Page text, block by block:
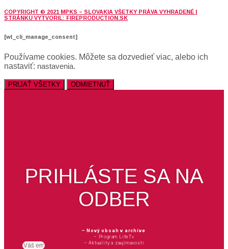
COPYRIGHT © 2021 MPKS – SLOVAKIA VŠETKY PRÁVA VYHRADENÉ |
STRÁNKU VYTVORIL: FIREPRODUCTION.SK
[wt_cli_manage_consent]
Používame cookies. Môžete sa dozvedieť viac, alebo ich
nastaviť: nastavenia.
PRIJAŤ VŠETKY ODMIETNUŤ
PRIHLÁSTE SA NA
ODBER
– Nový obsah v archíve
– Program LifeTv
– Aktuality a zaujímavosti